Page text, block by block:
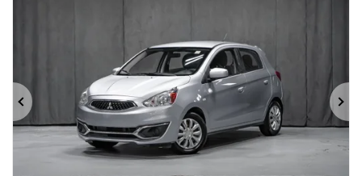
Précédent